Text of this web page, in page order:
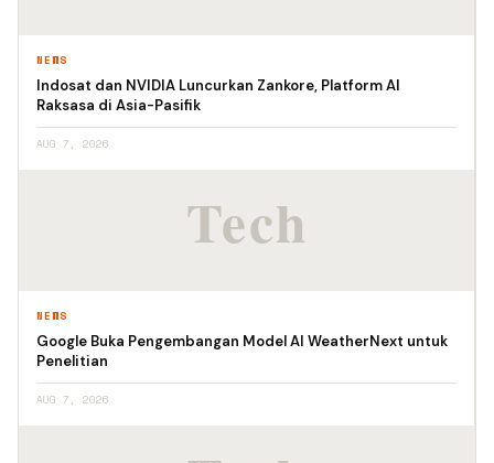
NEWS
Indosat dan NVIDIA Luncurkan Zankore, Platform AI
Raksasa di Asia-Pasifik
AUG 7, 2026
NEWS
Google Buka Pengembangan Model AI WeatherNext untuk
Penelitian
AUG 7, 2026